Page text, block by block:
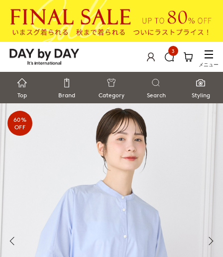
3
メニュー
Top Brand Category Search Styling
60%
OFF